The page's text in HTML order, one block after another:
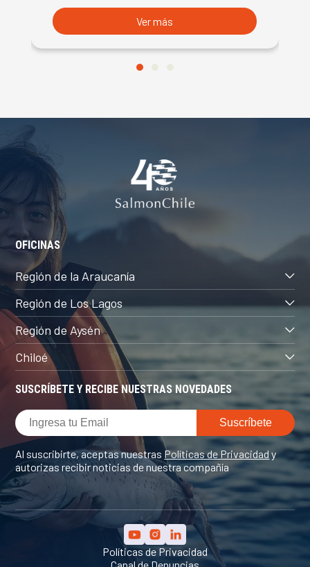
Ver más
SUSCRÍBETE Y RECIBE NUESTRAS NOVEDADES
Al suscribirte, aceptas nuestras Políticas de Privacidady
autorizas recibir noticias de nuestra compañía
OFICINAS
Región de la Araucanía
Región de Los Lagos
Región de Aysén
Chiloé
Políticas de Privacidad
Canal de Denuncias